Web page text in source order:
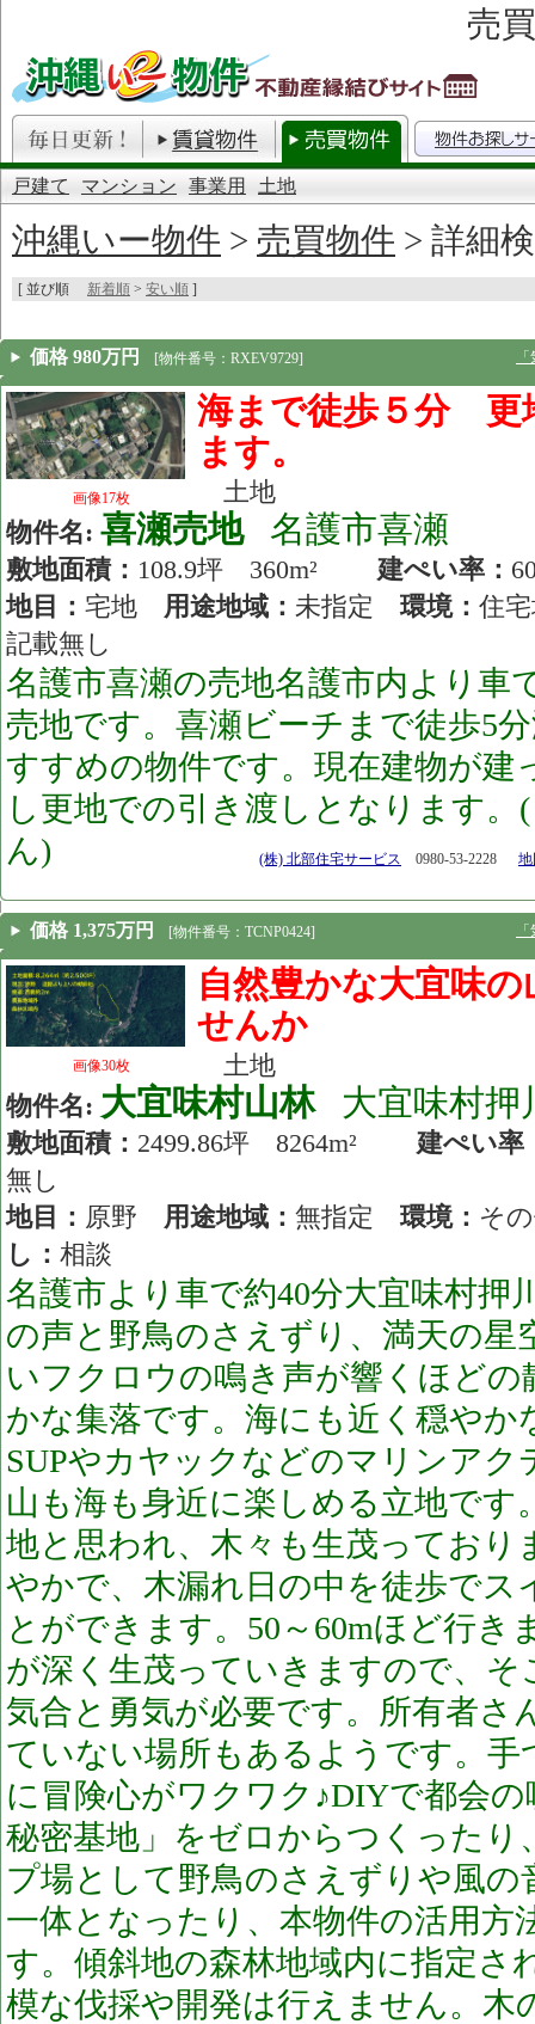
売
戸建て マンション 事業用 土地
沖縄いー物件 > 売買物件 > 詳細
[ 並び順 新着順 > 安い順 ]
価格 980万円 [物件番号：RXEV9729]
画像17枚
海まで徒歩５分 更
ます。
土地
物件名: 喜瀬売地 名護市喜瀬
敷地面積： 108.9坪 360m² 建ぺい率：
地目： 宅地 用途地域： 未指定 環境： 住
記載無し
名護市喜瀬の売地名護市内より車
売地です。喜瀬ビーチまで徒歩5
すすめの物件です。現在建物が建
し更地での引き渡しとなります
ん)
(株) 北部住宅サービス 0980-53-2228 地
価格 1,375万円 [物件番号：TCNP0424]
画像30枚
自然豊かな大宜味
せんか
土地
物件名: 大宜味村山林 大宜味村押
敷地面積： 2499.86坪 8264m² 建ぺい率
無し
地目： 原野 用途地域： 無指定 環境： そ
し： 相談
名護市より車で約40分大宜味村押
の声と野鳥のさえずり、満天の星
いフクロウの鳴き声が響くほどの
かな集落です。海にも近く穏やか
SUPやカヤックなどのマリンア
山も海も身近に楽しめる立地です
地と思われ、木々も生茂っており
やかで、木漏れ日の中を徒歩でス
とができます。50～60mほど行き
が深く生茂っていきますので、
気合と勇気が必要です。所有者さ
ていない場所もあるようです。
に冒険心がワクワク♪DIYで都会
秘密基地」をゼロからつくった
プ場として野鳥のさえずりや風
一体となったり、本物件の活用方
す。傾斜地の森林地域内に指定さ
模な伐採や開発は行えません。木